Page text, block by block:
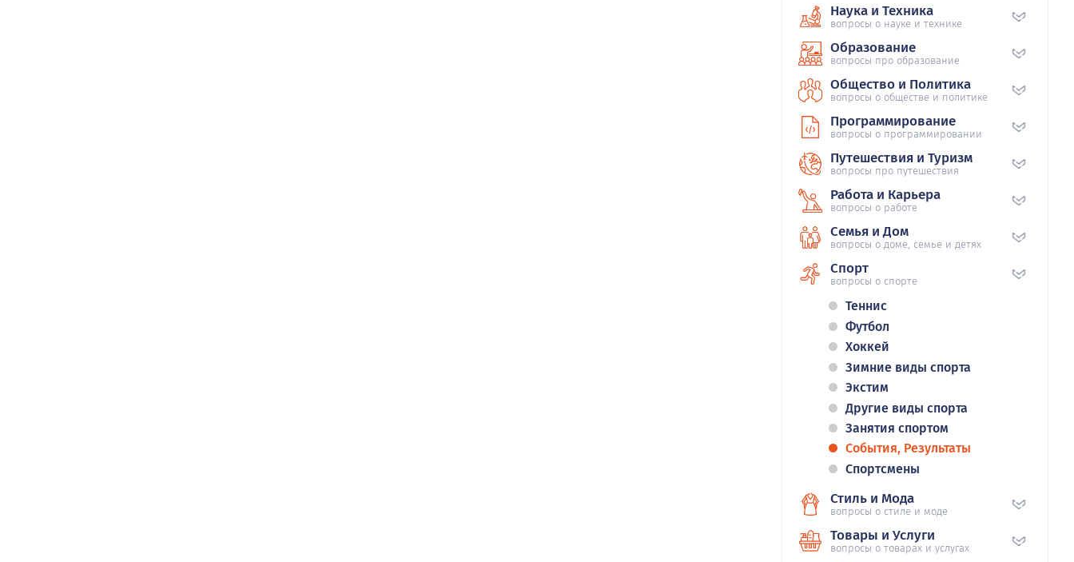
Наука и Техника
вопросы о науке и технике
Образование
вопросы про образование
Общество и Политика
вопросы о обществе и политике
Программирование
вопросы о программировании
Путешествия и Туризм
вопросы про путешествия
Работа и Карьера
вопросы о работе
Семья и Дом
вопросы о доме, семье и детях
Спорт
вопросы о спорте
Теннис
Футбол
Хоккей
Зимние виды спорта
Экстим
Другие виды спорта
Занятия спортом
События, Результаты
Спортсмены
Стиль и Мода
вопросы о стиле и моде
Товары и Услуги
вопросы о товарах и услугах